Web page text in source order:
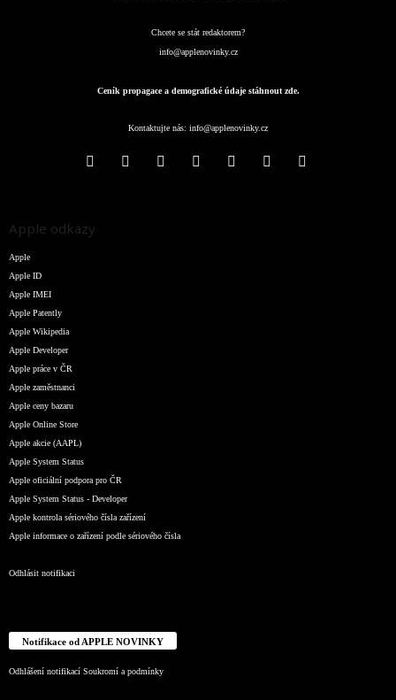
Chcete se stát redaktorem?
info@applenovinky.cz
Ceník propagace a demografické údaje stáhnout zde.
Kontaktujte nás: info@applenovinky.cz
Apple odkazy
Apple
Apple ID
Apple IMEI
Apple Patently
Apple Wikipedia
Apple Developer
Apple práce v ČR
Apple zaměstnanci
Apple ceny bazaru
Apple Online Store
Apple akcie (AAPL)
Apple System Status
Apple oficiální podpora pro ČR
Apple System Status - Developer
Apple kontrola sériového čísla zařízení
Apple informace o zařízení podle sériového čísla
Odhlásit notifikaci
Notifikace od APPLE NOVINKY
Odhlášení notifikací Soukromí a podmínky